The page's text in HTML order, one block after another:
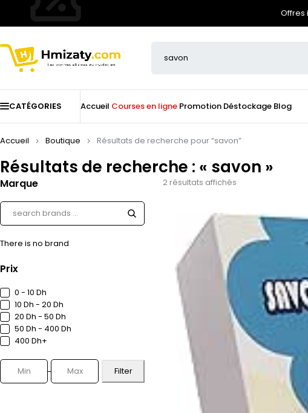
Offres
CATÉGORIES Accueil Courses en ligne Promotion Déstockage Blog
Résultats de recherche : « savon »
Accueil Boutique Résultats de recherche pour “savon”
Marque
There is no brand
Prix
0 - 10 Dh
10 Dh - 20 Dh
20 Dh - 50 Dh
50 Dh - 400 Dh
400 Dh+
Filter
2 résultats affichés